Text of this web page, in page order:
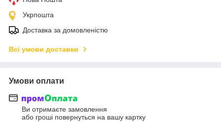
Укрпошта
Доставка за домовленістю
Всі умови доставки
Умови оплати
Ви отримаєте замовлення
або гроші повернуться на вашу картку